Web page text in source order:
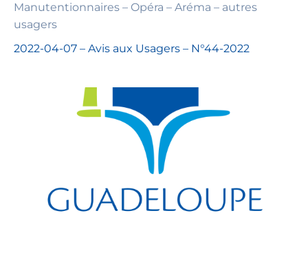
Manutentionnaires – Opéra – Aréma – autres
usagers
2022-04-07 – Avis aux Usagers – N°44-2022